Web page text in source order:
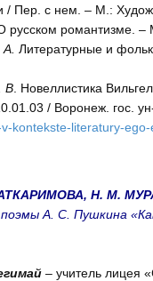
/ Пер. с нем. – М.: Худож.
русском романтизме. –
Литературные и
В. Новеллистика
/ Воронеж. гос.
kontekste-literatury-ego-
Н. М.
А. С. Пушкина
– учитель лицея